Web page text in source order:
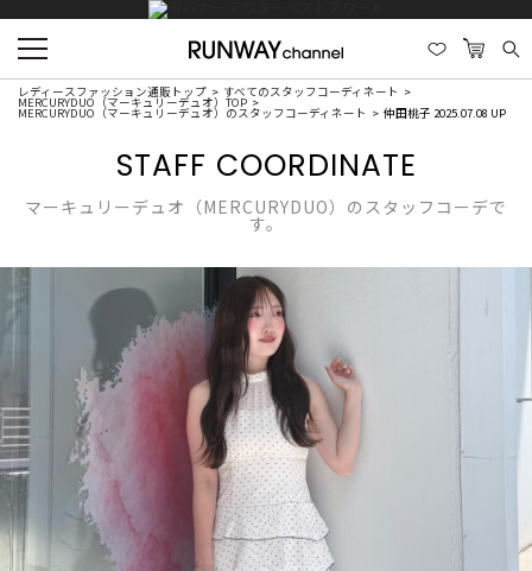
レディースファッション通販トップ すべてのスタッフコーディネート
MERCURYDUO（マーキュリーデュオ）TOP
MERCURYDUO（マーキュリーデュオ）のスタッフコーディネート 仲田桃子 2025.07.08 UP
STAFF COORDINATE
マーキュリーデュオ（MERCURYDUO）のスタッフコーデで
す。